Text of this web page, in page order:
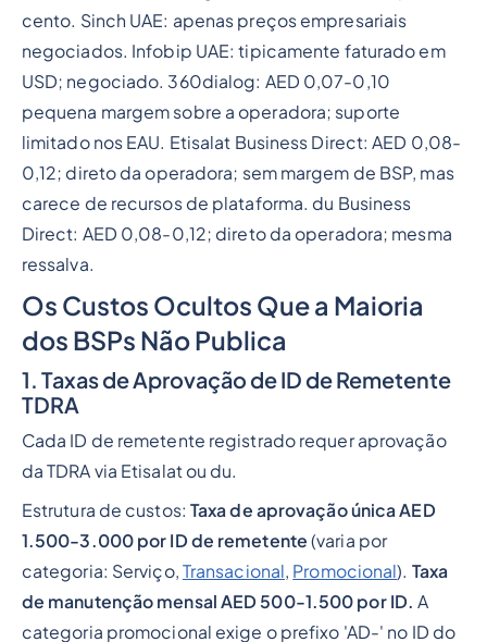
cento. Sinch UAE: apenas preços empresariais
negociados. Infobip UAE: tipicamente faturado em
USD; negociado. 360dialog: AED 0,07-0,10
pequena margem sobre a operadora; suporte
limitado nos EAU. Etisalat Business Direct: AED 0,08-
0,12; direto da operadora; sem margem de BSP, mas
carece de recursos de plataforma. du Business
Direct: AED 0,08-0,12; direto da operadora; mesma
ressalva.
Os Custos Ocultos Que a Maioria
dos BSPs Não Publica
1. Taxas de Aprovação de ID de Remetente
TDRA
Cada ID de remetente registrado requer aprovação
da TDRA via Etisalat ou du.
Estrutura de custos: Taxa de aprovação única AED
1.500-3.000 por ID de remetente (varia por
categoria: Serviço, Transacional, Promocional). Taxa
de manutenção mensal AED 500-1.500 por ID. A
categoria promocional exige o prefixo 'AD-' no ID do